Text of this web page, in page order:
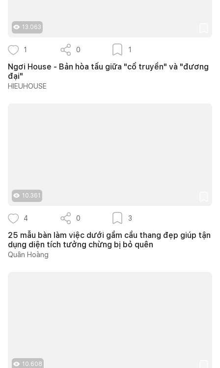
13.063
1 0 1
Ngơi House - Bản hòa tấu giữa "cổ truyền" và "đương
đại"
HIEUHOUSE
10.361
4 0 3
25 mẫu bàn làm việc dưới gầm cầu thang đẹp giúp tận
dụng diện tích tưởng chừng bị bỏ quên
Quân Hoàng
10.608